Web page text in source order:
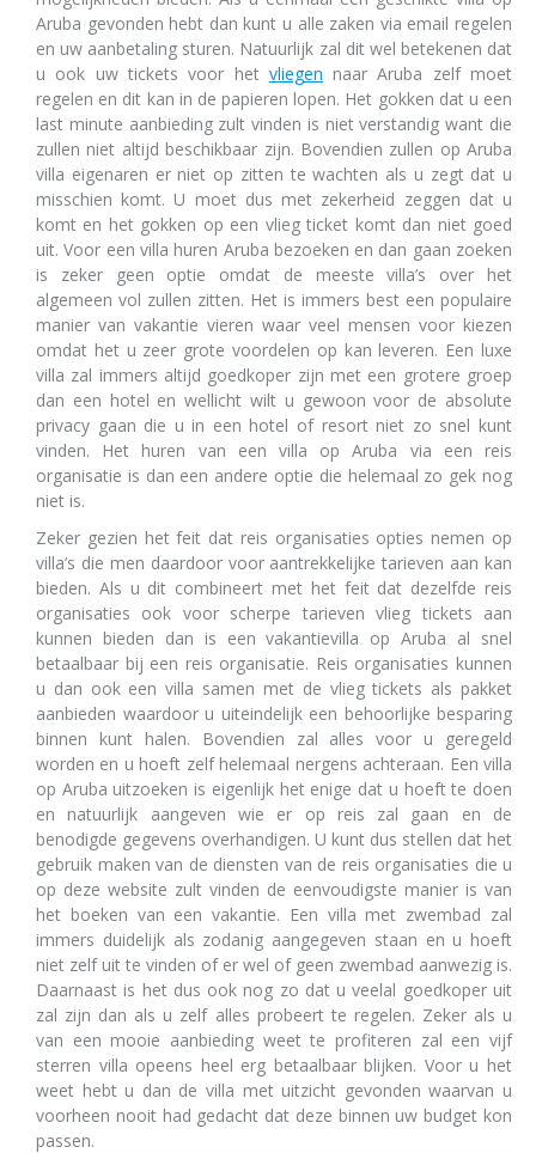
Aruba gevonden hebt dan kunt u alle zaken via email regelen
en uw aanbetaling sturen. Natuurlijk zal dit wel betekenen dat
u ook uw tickets voor het vliegen naar Aruba zelf moet
regelen en dit kan in de papieren lopen. Het gokken dat u een
last minute aanbieding zult vinden is niet verstandig want die
zullen niet altijd beschikbaar zijn. Bovendien zullen op Aruba
villa eigenaren er niet op zitten te wachten als u zegt dat u
misschien komt. U moet dus met zekerheid zeggen dat u
komt en het gokken op een vlieg ticket komt dan niet goed
uit. Voor een villa huren Aruba bezoeken en dan gaan zoeken
is zeker geen optie omdat de meeste villa’s over het
algemeen vol zullen zitten. Het is immers best een populaire
manier van vakantie vieren waar veel mensen voor kiezen
omdat het u zeer grote voordelen op kan leveren. Een luxe
villa zal immers altijd goedkoper zijn met een grotere groep
dan een hotel en wellicht wilt u gewoon voor de absolute
privacy gaan die u in een hotel of resort niet zo snel kunt
vinden. Het huren van een villa op Aruba via een reis
organisatie is dan een andere optie die helemaal zo gek nog
niet is.
Zeker gezien het feit dat reis organisaties opties nemen op
villa’s die men daardoor voor aantrekkelijke tarieven aan kan
bieden. Als u dit combineert met het feit dat dezelfde reis
organisaties ook voor scherpe tarieven vlieg tickets aan
kunnen bieden dan is een vakantievilla op Aruba al snel
betaalbaar bij een reis organisatie. Reis organisaties kunnen
u dan ook een villa samen met de vlieg tickets als pakket
aanbieden waardoor u uiteindelijk een behoorlijke besparing
binnen kunt halen. Bovendien zal alles voor u geregeld
worden en u hoeft zelf helemaal nergens achteraan. Een villa
op Aruba uitzoeken is eigenlijk het enige dat u hoeft te doen
en natuurlijk aangeven wie er op reis zal gaan en de
benodigde gegevens overhandigen. U kunt dus stellen dat het
gebruik maken van de diensten van de reis organisaties die u
op deze website zult vinden de eenvoudigste manier is van
het boeken van een vakantie. Een villa met zwembad zal
immers duidelijk als zodanig aangegeven staan en u hoeft
niet zelf uit te vinden of er wel of geen zwembad aanwezig is.
Daarnaast is het dus ook nog zo dat u veelal goedkoper uit
zal zijn dan als u zelf alles probeert te regelen. Zeker als u
van een mooie aanbieding weet te profiteren zal een vijf
sterren villa opeens heel erg betaalbaar blijken. Voor u het
weet hebt u dan de villa met uitzicht gevonden waarvan u
voorheen nooit had gedacht dat deze binnen uw budget kon
passen.